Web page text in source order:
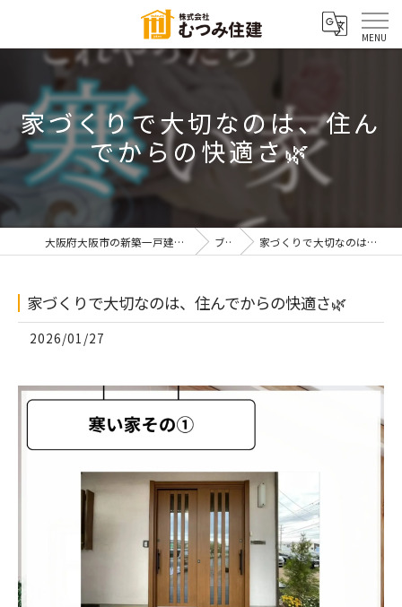
家づくりで大切なのは、住ん
でからの快適さ🌿
大阪府大阪市の新築一戸建てなら株式会社むつみ住建 ブログ 家づくりで大切なのは、住んでからの快適さ🌿
家づくりで大切なのは、住んでからの快適さ🌿
2026/01/27